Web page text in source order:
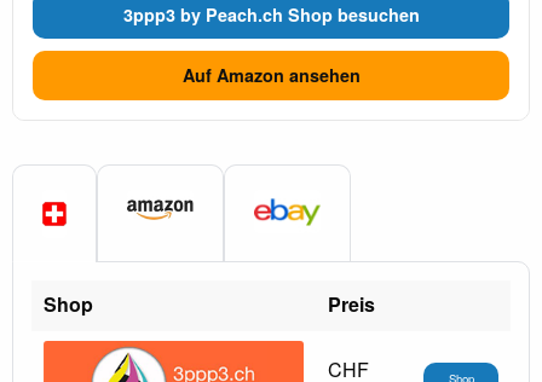
3ppp3 by Peach.ch Shop besuchen
Auf Amazon ansehen
Shop Preis
CHF
Shop